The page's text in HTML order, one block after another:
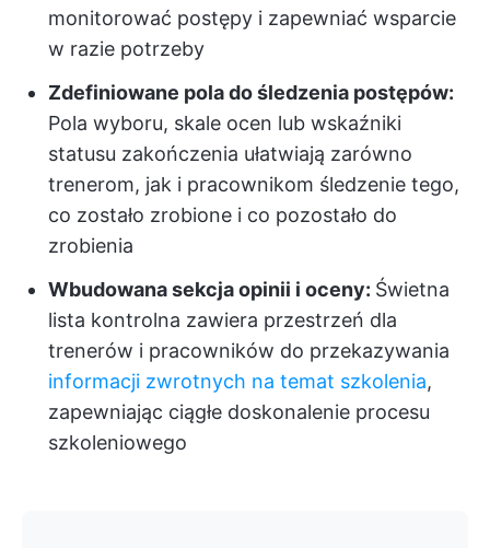
monitorować postępy i zapewniać wsparcie
w razie potrzeby
Zdefiniowane pola do śledzenia postępów:
Pola wyboru, skale ocen lub wskaźniki
statusu zakończenia ułatwiają zarówno
trenerom, jak i pracownikom śledzenie tego,
co zostało zrobione i co pozostało do
zrobienia
Wbudowana sekcja opinii i oceny: Świetna
lista kontrolna zawiera przestrzeń dla
trenerów i pracowników do przekazywania
informacji zwrotnych na temat szkolenia,
zapewniając ciągłe doskonalenie procesu
szkoleniowego